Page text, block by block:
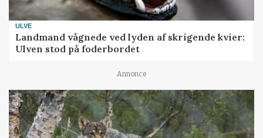
ULVE
Landmand vågnede ved lyden af skrigende kvier:
Ulven stod på foderbordet
Annonce